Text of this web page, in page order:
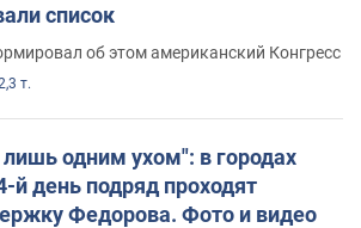
список
об этом американский Конгресс
т.
одним ухом": в городах
й день подряд проходят
Федорова. Фото и видео